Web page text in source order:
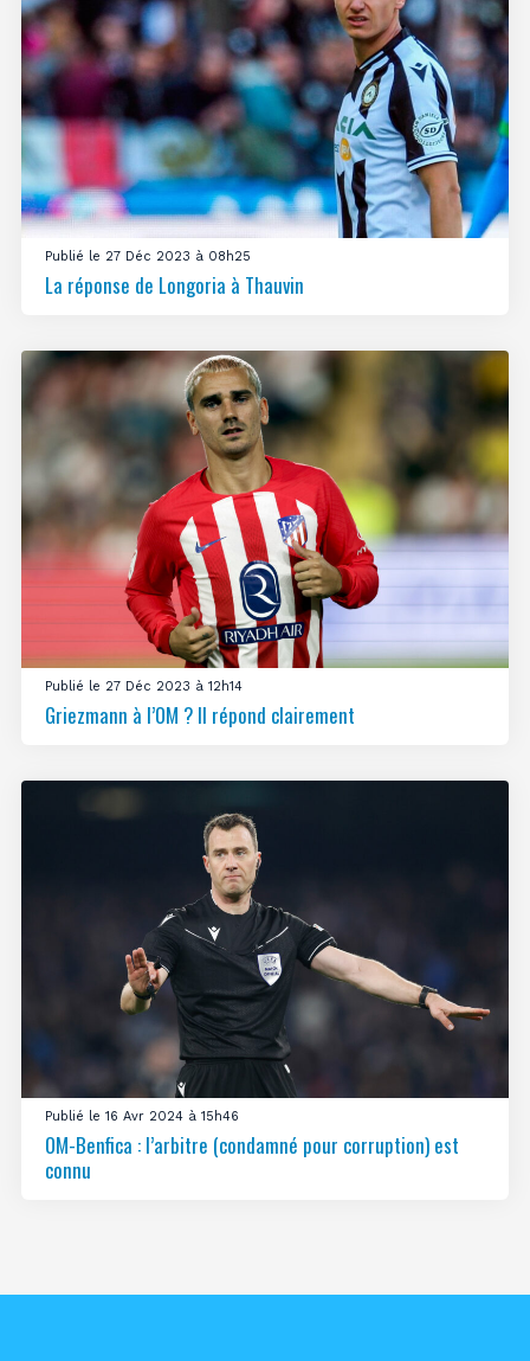
Publié le 27 Déc 2023 à 08h25
La réponse de Longoria à Thauvin
Publié le 27 Déc 2023 à 12h14
Griezmann à l’OM ? Il répond clairement
Publié le 16 Avr 2024 à 15h46
OM-Benfica : l’arbitre (condamné pour corruption) est
connu